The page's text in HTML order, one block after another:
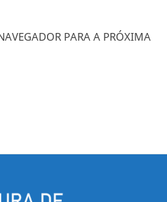
PARA A PRÓXIMA